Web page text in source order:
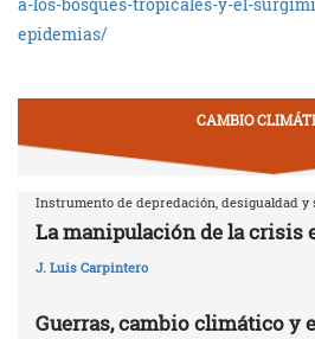
a-los-bosques-tropicales-y-el-
epidemias/
CAMBIO
Instrumento de depredación, desigualdad
La manipulación de la crisis
J. Luis Carpintero
Guerras, cambio climático y